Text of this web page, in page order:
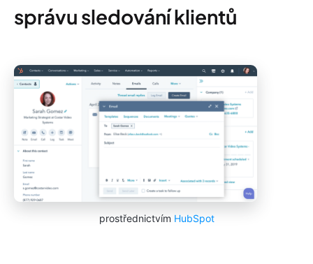
správu sledování klientů
prostřednictvím HubSpot